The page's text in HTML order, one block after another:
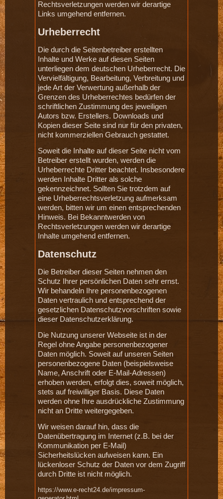
Rechtsverletzungen werden wir derartige
Links umgehend entfernen.
Urheberrecht
Die durch die Seitenbetreiber erstellten
Inhalte und Werke auf diesen Seiten
unterliegen dem deutschen Urheberrecht. Die
Vervielfältigung, Bearbeitung, Verbreitung und
jede Art der Verwertung außerhalb der
Grenzen des Urheberrechtes bedürfen der
schriftlichen Zustimmung des jeweiligen
Autors bzw. Erstellers. Downloads und
Kopien dieser Seite sind nur für den privaten,
nicht kommerziellen Gebrauch gestattet.
Soweit die Inhalte auf dieser Seite nicht vom
Betreiber erstellt wurden, werden die
Urheberrechte Dritter beachtet. Insbesondere
werden Inhalte Dritter als solche
gekennzeichnet. Sollten Sie trotzdem auf
eine Urheberrechtsverletzung aufmerksam
werden, bitten wir um einen entsprechenden
Hinweis. Bei Bekanntwerden von
Rechtsverletzungen werden wir derartige
Inhalte umgehend entfernen.
Datenschutz
Die Betreiber dieser Seiten nehmen den
Schutz Ihrer persönlichen Daten sehr ernst.
Wir behandeln Ihre personenbezogenen
Daten vertraulich und entsprechend der
gesetzlichen Datenschutzvorschriften sowie
dieser Datenschutzerklärung.
Die Nutzung unserer Webseite ist in der
Regel ohne Angabe personenbezogener
Daten möglich. Soweit auf unseren Seiten
personenbezogene Daten (beispielsweise
Name, Anschrift oder E-Mail-Adressen)
erhoben werden, erfolgt dies, soweit möglich,
stets auf freiwilliger Basis. Diese Daten
werden ohne Ihre ausdrückliche Zustimmung
nicht an Dritte weitergegeben.
Wir weisen darauf hin, dass die
Datenübertragung im Internet (z.B. bei der
Kommunikation per E-Mail)
Sicherheitslücken aufweisen kann. Ein
lückenloser Schutz der Daten vor dem Zugriff
durch Dritte ist nicht möglich.
https://www.e-recht24.de/impressum-